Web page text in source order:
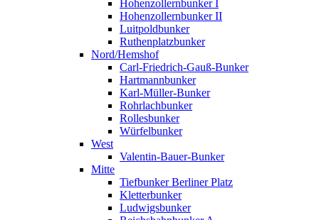
Hohenzollernbunker I
Hohenzollernbunker II
Luitpoldbunker
Ruthenplatzbunker
Nord/Hemshof
Carl-Friedrich-Gauß-Bunker
Hartmannbunker
Karl-Müller-Bunker
Rohrlachbunker
Rollesbunker
Würfelbunker
West
Valentin-Bauer-Bunker
Mitte
Tiefbunker Berliner Platz
Kletterbunker
Ludwigsbunker